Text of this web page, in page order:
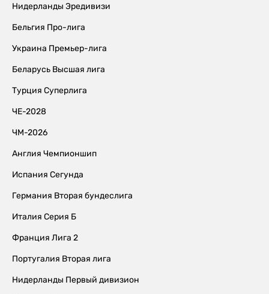
Нидерланды Эредивизи
Бельгия Про-лига
Украина Премьер-лига
Беларусь Высшая лига
Турция Суперлига
ЧЕ-2028
ЧМ-2026
Англия Чемпионшип
Испания Сегунда
Германия Вторая бундеслига
Италия Серия Б
Франция Лига 2
Португалия Вторая лига
Нидерланды Первый дивизион